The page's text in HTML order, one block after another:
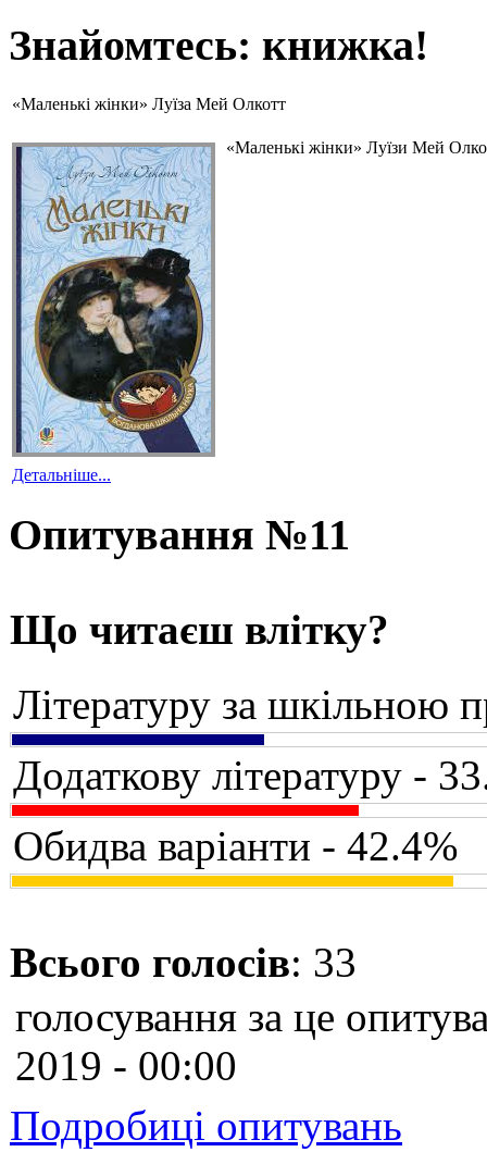
Знайомтесь: книжка!
«Маленькі жінки» Луїза Мей Олкотт
«Маленькі жінки» Луїзи Мей
Детальніше...
Опитування №11
Що читаєш влітку?
Літературу за шкільною
Додаткову літературу -
Обидва варіанти - 42.4%
Всього голосів: 33
голосування за це
2019 - 00:00
Подробиці опитувань